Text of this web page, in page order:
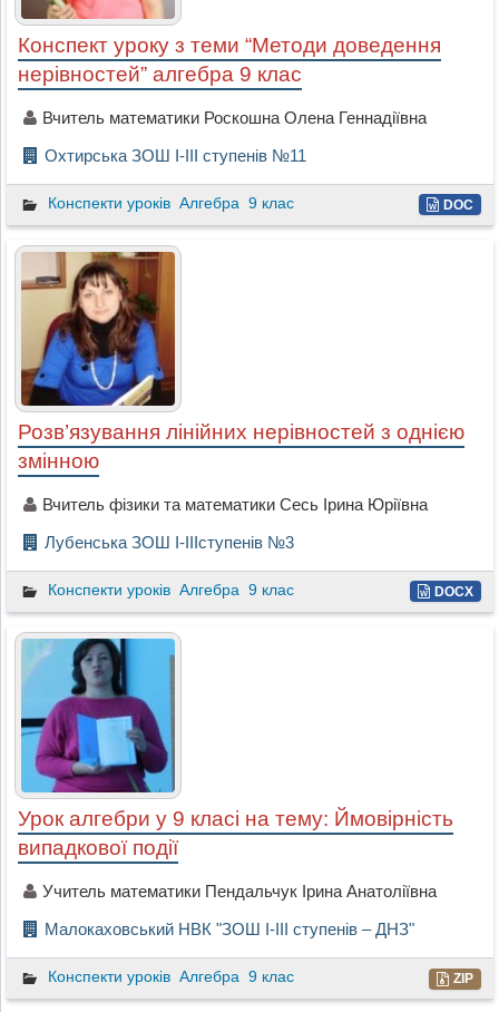
Конспект уроку з теми “Методи доведення
нерівностей” алгебра 9 клас
Вчитель математики Роскошна Олена Геннадіївна
Охтирська ЗОШ І-ІІІ ступенів №11
Конспекти уроків Алгебра 9 клас DOC
Розв’язування лінійних нерівностей з однією
змінною
Вчитель фізики та математики Сесь Ірина Юріївна
Лубенська ЗОШ І-ІІІступенів №3
Конспекти уроків Алгебра 9 клас DOCX
Урок алгебри у 9 класі на тему: Ймовірність
випадкової події
Учитель математики Пендальчук Ірина Анатоліївна
Малокаховський НВК "ЗОШ І-ІІІ ступенів – ДНЗ"
Конспекти уроків Алгебра 9 клас ZIP